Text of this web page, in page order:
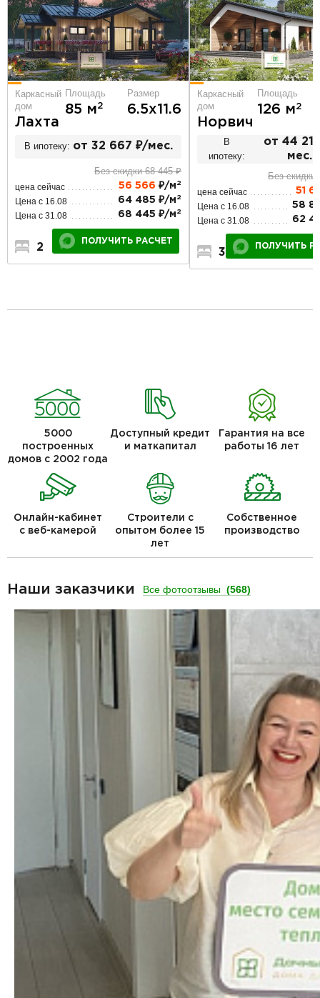
Каркасный
дом
Лахта
Площадь
85 м2
Размер
6.5х11.6
В ипотеку: от 32 667 ₽/мес.
Без скидки 68 445 ₽
цена сейчас 56 566 ₽/м 2
Цена с 16.08 64 485 ₽/м 2
Цена с 31.08 68 445 ₽/м 2
2
ПОЛУЧИТЬ РАСЧЕТ
Каркасный
дом
Норвич
Площадь
126 м2
В
ипотеку:
от 44
мес.
Без скидки
цена сейчас 51
Цена с 16.08 58
Цена с 31.08 62
3
ПОЛУЧИТЬ
5000
построенных
домов с 2002 года
Доступный кредит
и маткапитал
Гарантия на все
работы 16 лет
Онлайн-кабинет
с веб-камерой
Строители с
опытом более 15
лет
Собственное
производство
Наши заказчики Все фотоотзывы (568)